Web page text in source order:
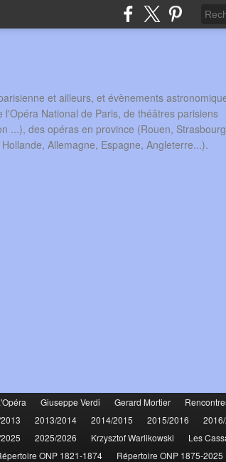
et ailleurs, et évènements
National de Paris, de théâtres parisiens
...), des opéras en province (Rouen,
Allemagne, Espagne, Angleterre...).
Giuseppe Verdi Gerard Mortier
2013/2014 2014/2015 2015/2016
2025/2026 Krzysztof Warlikowski Les
ONP 1821-1874 Répertoire ONP 1875-2025